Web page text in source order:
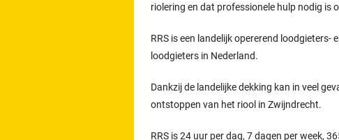
riolering en dat professionele hulp nodig is
RRS is een landelijk opererend loodgieters-
loodgieters in Nederland.
Dankzij de landelijke dekking kan in veel
ontstoppen van het riool in Zwijndrecht.
RRS is 24 uur per dag, 7 dagen per week,